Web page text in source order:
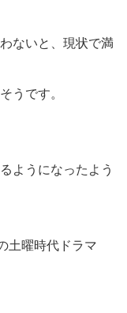
ないと、現状で満
うです。
ようになったよう
土曜時代ドラマ